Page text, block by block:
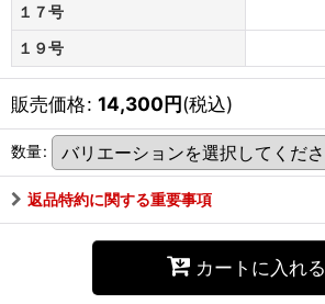
１７号
１９号
販売価格: 14,300円(税込)
数量:
返品特約に関する重要事項
カートに入れる